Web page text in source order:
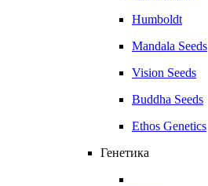
Humboldt
Mandala Seeds
Vision Seeds
Buddha Seeds
Ethos Genetics
Генетика